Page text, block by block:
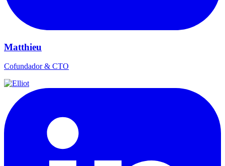
Matthieu
Cofundador & CTO